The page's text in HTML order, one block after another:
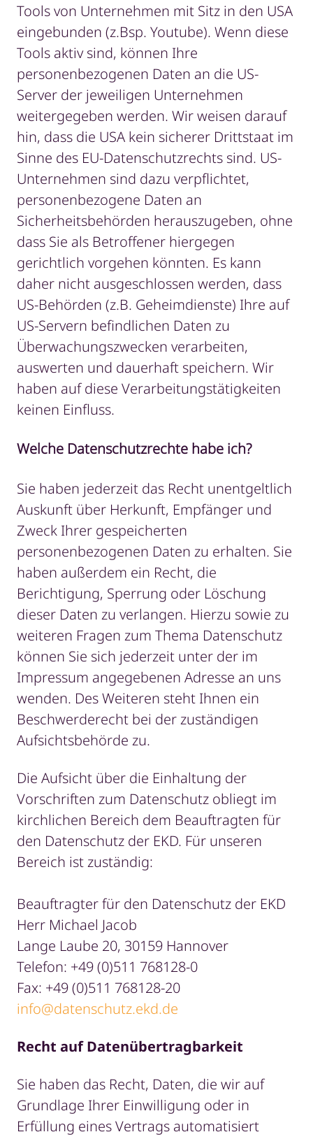
Tools von Unternehmen mit Sitz in den USA
eingebunden (z.Bsp. Youtube). Wenn diese
Tools aktiv sind, können Ihre
personenbezogenen Daten an die US-
Server der jeweiligen Unternehmen
weitergegeben werden. Wir weisen darauf
hin, dass die USA kein sicherer Drittstaat im
Sinne des EU-Datenschutzrechts sind. US-
Unternehmen sind dazu verpflichtet,
personenbezogene Daten an
Sicherheitsbehörden herauszugeben, ohne
dass Sie als Betroffener hiergegen
gerichtlich vorgehen könnten. Es kann
daher nicht ausgeschlossen werden, dass
US-Behörden (z.B. Geheimdienste) Ihre auf
US-Servern befindlichen Daten zu
Überwachungszwecken verarbeiten,
auswerten und dauerhaft speichern. Wir
haben auf diese Verarbeitungstätigkeiten
keinen Einfluss.
Welche Datenschutzrechte habe ich?
Sie haben jederzeit das Recht unentgeltlich
Auskunft über Herkunft, Empfänger und
Zweck Ihrer gespeicherten
personenbezogenen Daten zu erhalten. Sie
haben außerdem ein Recht, die
Berichtigung, Sperrung oder Löschung
dieser Daten zu verlangen. Hierzu sowie zu
weiteren Fragen zum Thema Datenschutz
können Sie sich jederzeit unter der im
Impressum angegebenen Adresse an uns
wenden. Des Weiteren steht Ihnen ein
Beschwerderecht bei der zuständigen
Aufsichtsbehörde zu.
Die Aufsicht über die Einhaltung der
Vorschriften zum Datenschutz obliegt im
kirchlichen Bereich dem Beauftragten für
den Datenschutz der EKD. Für unseren
Bereich ist zuständig:
Beauftragter für den Datenschutz der EKD
Herr Michael Jacob
Lange Laube 20, 30159 Hannover
Telefon: +49 (0)511 768128-0
Fax: +49 (0)511 768128-20
info@datenschutz.ekd.de
Recht auf Datenübertragbarkeit
Sie haben das Recht, Daten, die wir auf
Grundlage Ihrer Einwilligung oder in
Erfüllung eines Vertrags automatisiert